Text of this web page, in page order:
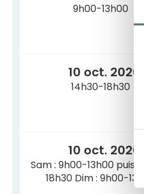
9h00-13h00
10 oct. 2026
14h30-18h30
10 oct. 2026
Sam : 9h00-13h00 puis
18h30 Dim : 9h00-